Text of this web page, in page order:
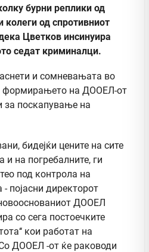
бурни реплики од
колеги од спротивниот
Цветков инсинуира
седат криминалци.
и сомневањата во
формирањето на ДООЕЛ-от
за поскапување на
бидејќи цените на сите
и на погребалните, ги
под контрола на
појасни директорот
ДООЕЛ
со сега постоечките
кои работат на
ДООЕЛ -от ќе раководи